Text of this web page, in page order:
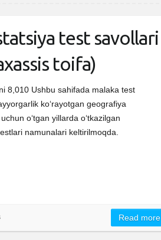
test savollari
toifa)
8,010 Ushbu sahifada malaka test
ko‘rayotgan geografiya
o‘tgan yillarda o‘tkazilgan
namunalari keltirilmoqda.
Read more